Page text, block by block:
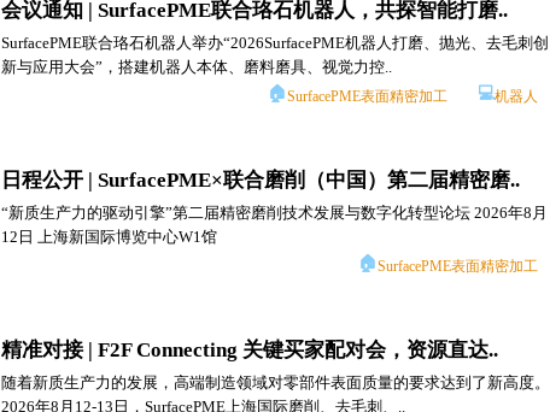
会议通知 | SurfacePME联合珞石机器人，共探智能打磨..
SurfacePME联合珞石机器人举办“2026SurfacePME机器人打磨、抛光、去毛刺创
新与应用大会”，搭建机器人本体、磨料磨具、视觉力控..
🏠SurfacePME表面精密加工 💻机器人
日程公开 | SurfacePME×联合磨削（中国）第二届精密磨..
“新质生产力的驱动引擎”第二届精密磨削技术发展与数字化转型论坛 2026年8月
12日 上海新国际博览中心W1馆
🏠SurfacePME表面精密加工
精准对接 | F2F Connecting 关键买家配对会，资源直达..
随着新质生产力的发展，高端制造领域对零部件表面质量的要求达到了新高度。
2026年8月12-13日，SurfacePME上海国际磨削、去毛刺、..